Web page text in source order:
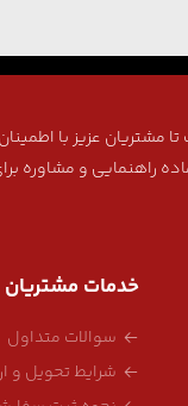
عزیز با
راهنمایی و مشاوره
خدمات مشتریان
سوالات متداول
شرایط تحویل و